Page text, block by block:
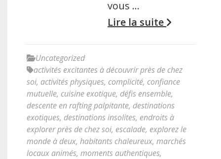
vous …
Lire la suite
Uncategorized
activités excitantes à découvrir près de chez
soi, activités physiques, complicité, confiance
mutuelle, cuisine exotique, défis ensemble,
descente en rafting palpitante, destinations
exotiques, destinations insolites, endroits à
explorer près de chez soi, escalade, explorez le
monde à deux, habitants chaleureux, marchés
locaux animés, moments authentiques,